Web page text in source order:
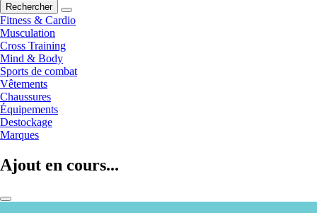
Rechercher
Fitness & Cardio
Musculation
Cross Training
Mind & Body
Sports de combat
Vêtements
Chaussures
Équipements
Destockage
Marques
Ajout en cours...